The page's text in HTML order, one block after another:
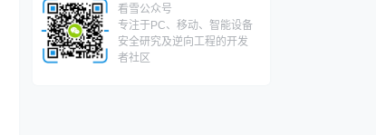
看雪公众号
专注于PC、移动、智能设备
安全研究及逆向工程的开发
者社区